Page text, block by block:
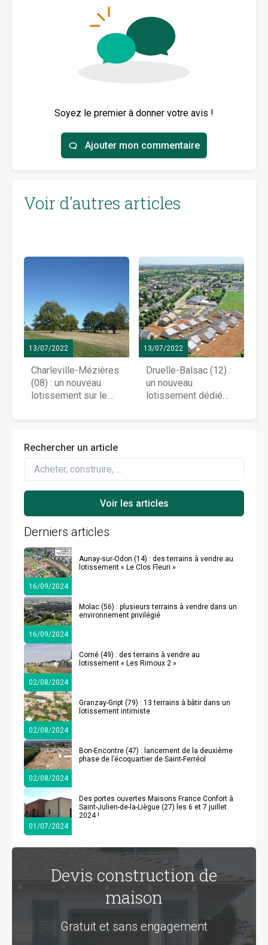
Soyez le premier à donner votre avis !
Ajouter mon commentaire
Voir d'autres articles
13/07/2022
Charleville-Mézières
(08) : un nouveau
lotissement sur le
13/07/2022
Druelle-Balsac (12) :
un nouveau
lotissement dédié
Rechercher un article
Derniers articles
16/09/2024
Aunay-sur-Odon (14) : des terrains à vendre au
lotissement « Le Clos Fleuri »
16/09/2024
Molac (56) : plusieurs terrains à vendre dans un
environnement privilégié
02/08/2024
Corné (49) : des terrains à vendre au
lotissement « Les Rimoux 2 »
02/08/2024
Granzay-Gript (79) : 13 terrains à bâtir dans un
lotissement intimiste
02/08/2024
Bon-Encontre (47) : lancement de la deuxième
phase de l’écoquartier de Saint-Ferréol
01/07/2024
Des portes ouvertes Maisons France Confort à
Saint-Julien-de-la-Liègue (27) les 6 et 7 juillet
2024 !
Devis construction de
maison
Gratuit et sans engagement